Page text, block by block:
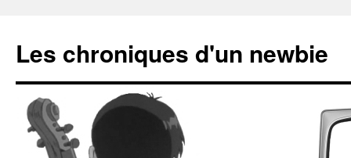
Les chroniques d'un newbie